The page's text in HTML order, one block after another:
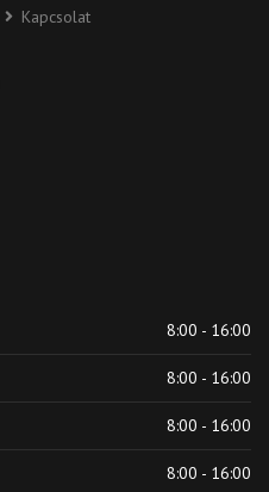
Kapcsolat
8:00 - 16:00
8:00 - 16:00
8:00 - 16:00
8:00 - 16:00